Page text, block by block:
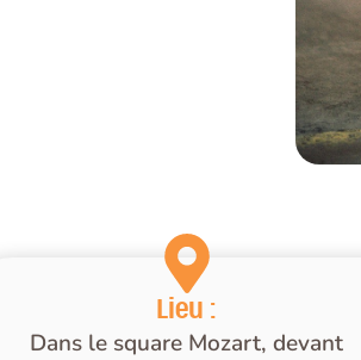
Lieu :
Dans le square Mozart, devant